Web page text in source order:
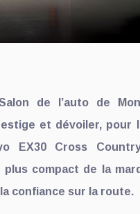
de l’auto de
et dévoiler, pour
EX30 Cross
compact de la
confiance sur la route.